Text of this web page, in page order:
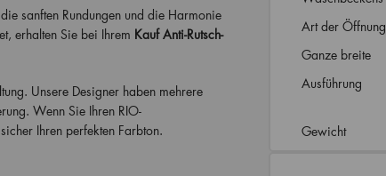
sanften Rundungen und die Harmonie
erhalten Sie bei Ihrem Kauf Anti-Rutsch-
Unsere Designer haben mehrere
Wenn Sie Ihren RIO-
sicher Ihren perfekten Farbton.
Art der Öffnung
Ganze breite
Ausführung
Gewicht